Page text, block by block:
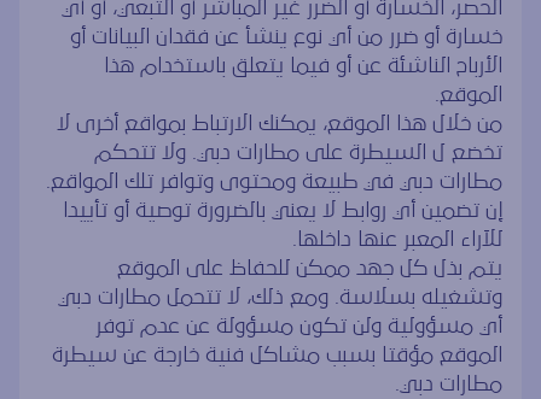
الحصر، الخسارة أو الضرر غير المباشر أو التبعي، أو أي
خسارة أو ضرر من أي نوع ينشأ عن فقدان البيانات أو
الأرباح الناشئة عن أو فيما يتعلق باستخدام هذا
الموقع.
من خلال هذا الموقع، يمكنك الارتباط بمواقع أخرى لا
تخضع ل السيطرة على مطارات دبي. ولا تتحكم
مطارات دبي في طبيعة ومحتوى وتوافر تلك المواقع.
إن تضمين أي روابط لا يعني بالضرورة توصية أو تأييدا
للآراء المعبر عنها داخلها.
يتم بذل كل جهد ممكن للحفاظ على الموقع
وتشغيله بسلاسة. ومع ذلك، لا تتحمل مطارات دبي
أي مسؤولية ولن تكون مسؤولة عن عدم توفر
الموقع مؤقتا بسبب مشاكل فنية خارجة عن سيطرة
مطارات دبي.